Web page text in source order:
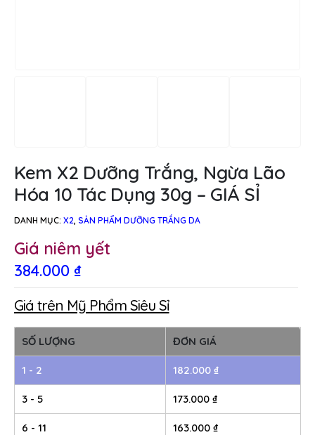
Kem X2 Dưỡng Trắng, Ngừa Lão
Hóa 10 Tác Dụng 30g – GIÁ SỈ
DANH MỤC: X2 SẢN PHẨM DƯỠNG TRẮNG DA
Giá niêm yết
384.000 ₫
Giá trên Mỹ Phẩm Siêu Sỉ
SỐ LƯỢNG ĐƠN GIÁ
1 - 2 182.000 ₫
3 - 5 173.000 ₫
6 - 11 163.000 ₫